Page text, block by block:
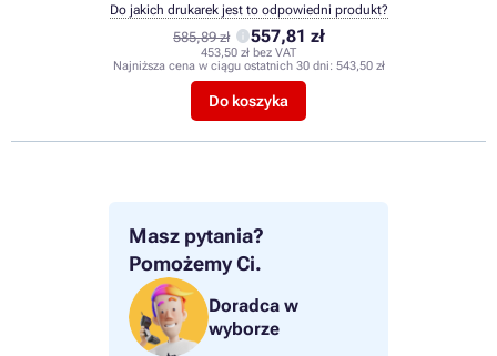
Masz pytania?
Pomożemy Ci.
Doradca w
wyborze
585,89 zł 557,81 zł
453,50 zł bez VAT
Najniższa cena w ciągu ostatnich 30 dni: 543,50 zł
Do koszyka
Do jakich drukarek jest to odpowiedni produkt?